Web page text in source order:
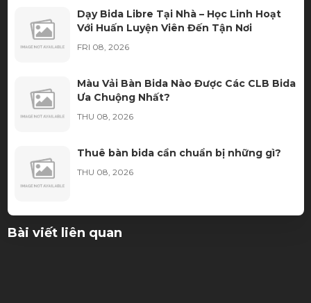
Dạy Bida Libre Tại Nhà – Học Linh Hoạt
Với Huấn Luyện Viên Đến Tận Nơi
FRI 08, 2026
Màu Vải Bàn Bida Nào Được Các CLB Bida
Ưa Chuộng Nhất?
THU 08, 2026
Thuê bàn bida cần chuẩn bị những gì?
THU 08, 2026
Hiệu Và Cách Khắc Phục
Bài viết liên quan